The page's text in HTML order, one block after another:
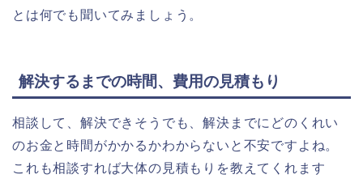
とは何でも聞いてみましょう。
解決するまでの時間、費用の見積もり
相談して、解決できそうでも、解決までにどのくれい
のお金と時間がかかるかわからないと不安ですよね。
これも相談すれば大体の見積もりを教えてくれます